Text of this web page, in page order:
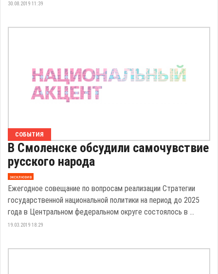
30.08.2019 11:39
СОБЫТИЯ
В Смоленске обсудили самочувствие
русского народа
эксклюзив
Ежегодное совещание по вопросам реализации Стратегии
государственной национальной политики на период до 2025
года в Центральном федеральном округе состоялось в ...
19.03.2019 18:29